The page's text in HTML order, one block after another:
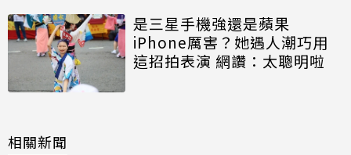
是三星手機強還是蘋果
iPhone厲害？她遇人潮巧用
這招拍表演 網讚：太聰明啦
相關新聞